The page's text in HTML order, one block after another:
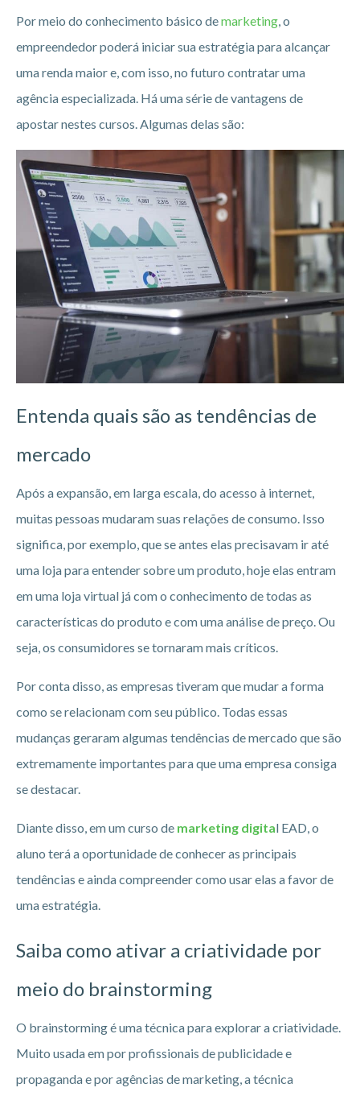
Por meio do conhecimento básico demarketing, o
empreendedor poderá iniciar sua estratégia para alcançar
uma renda maior e, com isso, no futuro contratar uma
agência especializada. Há uma série de vantagens de
apostar nestes cursos. Algumas delas são:
Entenda quais são as tendências de
mercado
Após a expansão, em larga escala, do acesso à internet,
muitas pessoas mudaram suas relações de consumo. Isso
significa, por exemplo, que se antes elas precisavam ir até
uma loja para entender sobre um produto, hoje elas entram
em uma loja virtual já com o conhecimento de todas as
características do produto e com uma análise de preço. Ou
seja, os consumidores se tornaram mais críticos.
Por conta disso, as empresas tiveram que mudar a forma
como se relacionam com seu público. Todas essas
mudanças geraram algumas tendências de mercado que são
extremamente importantes para que uma empresa consiga
se destacar.
Diante disso, em um curso de marketing digital EAD, o
aluno terá a oportunidade de conhecer as principais
tendências e ainda compreender como usar elas a favor de
uma estratégia.
Saiba como ativar a criatividade por
meio do brainstorming
O brainstorming é uma técnica para explorar a criatividade.
Muito usada em por profissionais de publicidade e
propaganda e por agências de marketing, a técnica